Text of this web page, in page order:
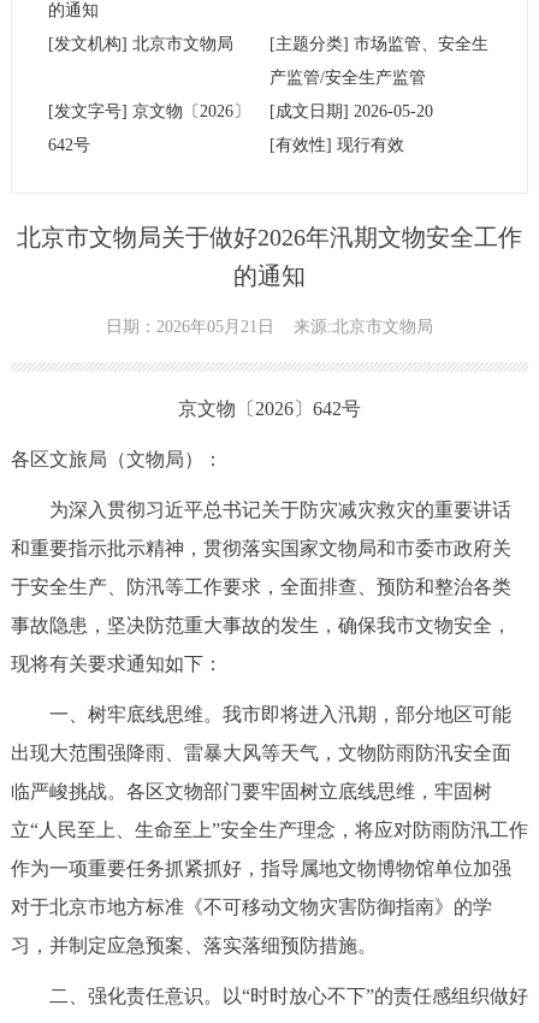
的通知
[发文机构] 北京市文物局 [主题分类] 市场监管、安全生
产监管/安全生产监管
[发文字号] 京文物 〔 2026〕
642号
[成文日期] 2026-05-20
[有效性] 现行有效
北京市文物局关于做好2026年汛期文物安全工作
的通知
日期：2026年05月21日 来源:北京市文物局
京文物〔2026〕642号
各区文旅局（文物局）：
为深入贯彻习近平总书记关于防灾减灾救灾的重要讲话
和重要指示批示精神，贯彻落实国家文物局和市委市政府关
于安全生产、防汛等工作要求，全面排查、预防和整治各类
事故隐患，坚决防范重大事故的发生，确保我市文物安全，
现将有关要求通知如下：
一、树牢底线思维。我市即将进入汛期，部分地区可能
出现大范围强降雨、雷暴大风等天气，文物防雨防汛安全面
临严峻挑战。各区文物部门要牢固树立底线思维，牢固树
立“人民至上、生命至上”安全生产理念，将应对防雨防汛工作
作为一项重要任务抓紧抓好，指导属地文物博物馆单位加强
对于北京市地方标准《不可移动文物灾害防御指南》的学
习，并制定应急预案、落实落细预防措施。
二、强化责任意识。以“时时放心不下”的责任感组织做好